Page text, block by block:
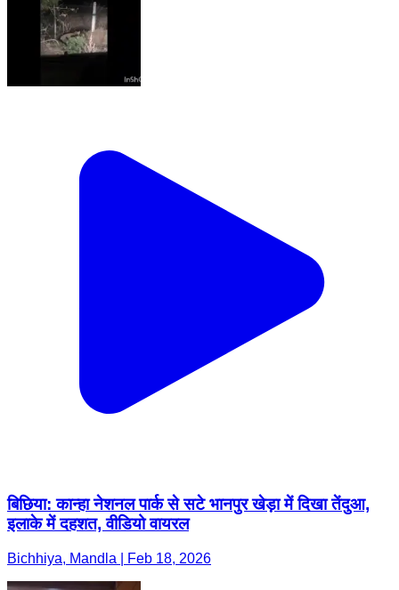
बिछिया: कान्हा नेशनल पार्क से सटे भानपुर खेड़ा में दिखा तेंदुआ,
इलाके में दहशत, वीडियो वायरल
Bichhiya, Mandla | Feb 18, 2026